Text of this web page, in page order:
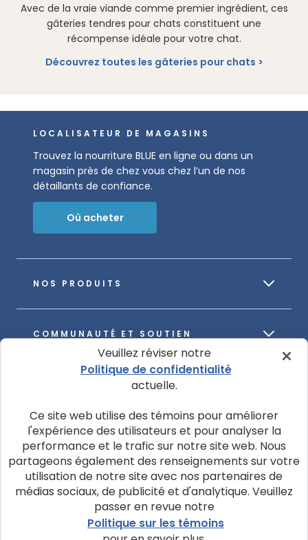
Avec de la vraie viande comme premier ingrédient, ces
gâteries tendres pour chats constituent une
récompense idéale pour votre chat.
Découvrez toutes les gâteries pour chats
NOS PRODUITS
COMMUNAUTÉ ET SOUTIEN
À PROPOS DE NOTRE ENTREPRISE
LOCALISATEUR DE MAGASINS
Trouvez la nourriture BLUE en ligne ou dans un
magasin près de chez vous chez l’un de nos
détaillants de confiance.
Où acheter
© 2026 La société Blue Buffalo ltée
Politique de confidentialité
Avis d’utilisation de témoins
Personnaliser les paramètres des témoins
Veuillez réviser notre
Politique de confidentialité
actuelle.
Ce site web utilise des témoins pour améliorer
l'expérience des utilisateurs et pour analyser la
performance et le trafic sur notre site web. Nous
partageons également des renseignements sur votre
utilisation de notre site avec nos partenaires de
médias sociaux, de publicité et d'analytique. Veuillez
passer en revue notre
Politique sur les témoins